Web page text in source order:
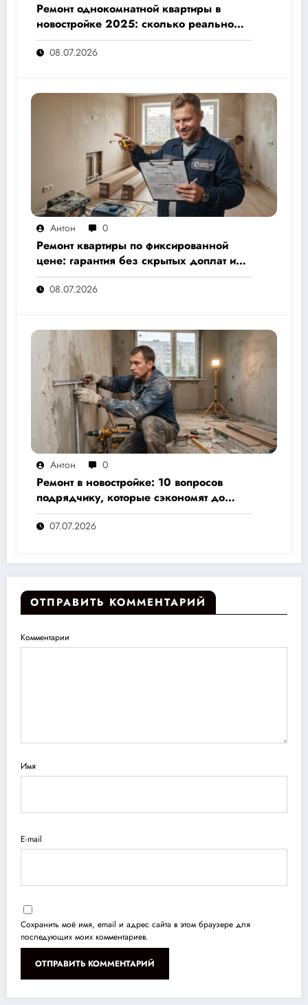
Ремонт однокомнатной квартиры в
новостройке 2025: сколько реально
стоит и как не переплатить — полный
расчёт от 500 000 рублей
08.07.2026
Антон 0
Ремонт квартиры по фиксированной
цене: гарантия без скрытых доплат и
переплат
08.07.2026
Антон 0
Ремонт в новостройке: 10 вопросов
подрядчику, которые сэкономят до
30% бюджета и избавят от головной
боли07.07.2026
ОТПРАВИТЬ КОММЕНТАРИЙ
Комментарии
Имя
E-mail
Сохранить моё имя, email и адрес сайта в этом браузере для
последующих моих комментариев.